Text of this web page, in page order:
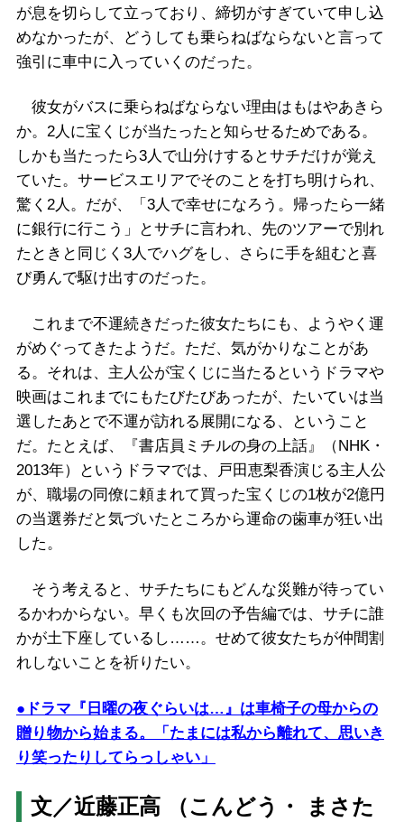
が息を切らして立っており、締切がすぎていて申し込
めなかったが、どうしても乗らねばならないと言って
強引に車中に入っていくのだった。
彼女がバスに乗らねばならない理由はもはやあきら
か。2人に宝くじが当たったと知らせるためである。
しかも当たったら3人で山分けするとサチだけが覚え
ていた。サービスエリアでそのことを打ち明けられ、
驚く2人。だが、「3人で幸せになろう。帰ったら一緒
に銀行に行こう」とサチに言われ、先のツアーで別れ
たときと同じく3人でハグをし、さらに手を組むと喜
び勇んで駆け出すのだった。
これまで不運続きだった彼女たちにも、ようやく運
がめぐってきたようだ。ただ、気がかりなことがあ
る。それは、主人公が宝くじに当たるというドラマや
映画はこれまでにもたびたびあったが、たいていは当
選したあとで不運が訪れる展開になる、ということ
だ。たとえば、『書店員ミチルの身の上話』（NHK・
2013年）というドラマでは、戸田恵梨香演じる主人公
が、職場の同僚に頼まれて買った宝くじの1枚が2億円
の当選券だと気づいたところから運命の歯車が狂い出
した。
そう考えると、サチたちにもどんな災難が待ってい
るかわからない。早くも次回の予告編では、サチに誰
かが土下座しているし……。せめて彼女たちが仲間割
れしないことを祈りたい。
●ドラマ『日曜の夜ぐらいは…』は車椅子の母からの
贈り物から始まる。「たまには私から離れて、思いき
り笑ったりしてらっしゃい」
文／近藤正高 （こんどう・ まさた